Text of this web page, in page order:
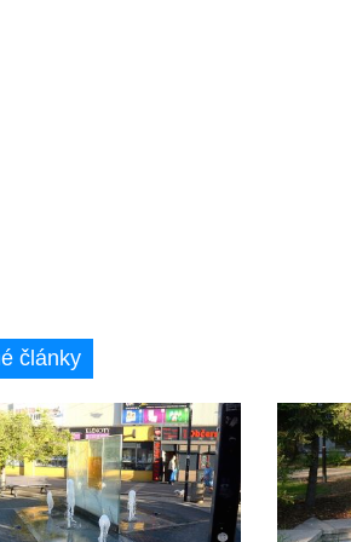
nádraží v Ústí nad Labem
náměstí v Ústí nad Labem
v atriu magistrátu v Ústí nad
Gänsediebbrunnen v ulici Weiße
články